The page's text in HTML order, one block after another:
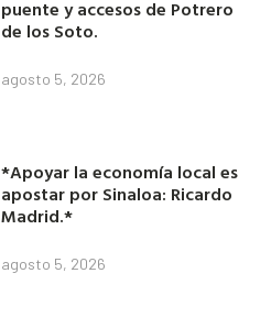
puente y accesos de Potrero
de los Soto.
agosto 5, 2026
*Apoyar la economía local es
apostar por Sinaloa: Ricardo
Madrid.*
agosto 5, 2026